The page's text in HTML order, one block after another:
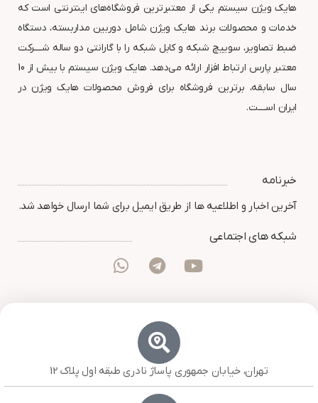
هایک ویژن سیستم یکی از معتبرترین فروشگاه‌های اینترنتی است که
خدمات و محصولات برند هایک ویژن شامل دوربین مداربسته، دستگاه
ضبط تصاویر، سوییچ شبکه و کابل شبکه را با گارانتی دو ساله شــــرکت
معتبر پارس ارتباط افزار ارائه می‌دهد. هایک ویژن سیستم با بیش از 10
سال سابقه، برترین فروشگاه برای فروش محصولات هایک ویژن در
ایران اســــت.
خبرنامه
آخرین اخبار و اطلاعیه ها از طریق ایمیل برای شما ارسال خواهد شد.
شبکه های اجتماعی
تهران، خیابان جمهوری پاساژ نادری طبقه اول پلاک 12